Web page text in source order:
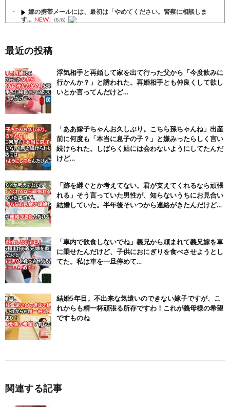
嫁の携帯メールには、最初は「やめてください。警察に相談しま
す... NEW! (8/8)
い...
NEW!
舌を絡ませて、唾液交換して── ちゅっちゅしながらの濃厚エッ...
(7/30)
【パリピ孔明】アニオリ場面も高評価「パリピ」続編への期待が高...
【画像】テイルズで一番マ〇コ舐めまわしたい女の子ｗｗｗｗｗ
(6/22)
Powered by livedoor 相互RSS
最近の投稿
浮気相手と再婚して家を出て行った父から「今度飲みに
行かんか？」と誘われた。再婚相手とも仲良くして欲し
いとか言ってんだけど…
「ああ嫁子ちゃんお久しぶり。こちら孫ちゃんね」出産
前に何度も「本当に息子の子？」と嫌みったらしく言い
続けられた。しばらく姑には会わないようにしてたんだ
けど…
「跡を継ぐとか考えてない。君が支えてくれるなら頑張
れる」そう言っていた男性が、知らないうちにお見合い
結婚していた。半年後そいつから連絡がきたんだけど…
「車内で飲食しないでね」義兄から頼まれて義兄嫁を車
に乗せたんだけど、子供におにぎりを食べさせようとし
てた。私は車を一旦停めて…
結婚5年目。不出来な気遣いのできない嫁子ですが、こ
れからも精一杯頑張る所存ですわ！これが義母様の希望
ですものね
関連する記事